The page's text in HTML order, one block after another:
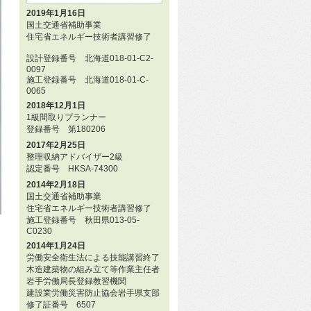
2019年1月16日
国土交通省補助事業
住宅省エネルギー技術者講習修了
設計登録番号 北海道018-01-C2-
0097
施工登録番号 北海道018-01-C-
0065
2018年12月1日
1級間取りプランナー
登録番号 第180206
2017年2月25日
整理収納アドバイザー2級
認定番号 HKSA-74300
2014年2月18日
国土交通省補助事業
住宅省エネルギー技術者講習修了
施工登録番号 秋田県013-05-
C0230
2014年1月24日
労働安全衛生法による技能講習終了
木造建築物の組み立て等作業主任者
岩手労働局長登録教習機関
建設業労働災害防止協会岩手県支部
修了証番号 6507